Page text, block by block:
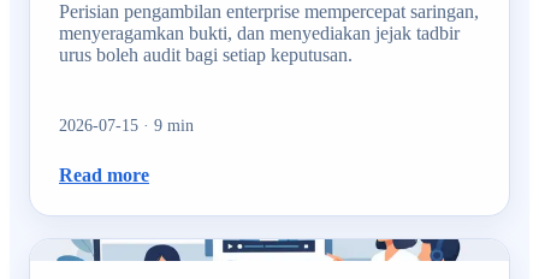
Perisian pengambilan enterprise mempercepat saringan,
menyeragamkan bukti, dan menyediakan jejak tadbir
urus boleh audit bagi setiap keputusan.
2026-07-15 · 9 min
Read more